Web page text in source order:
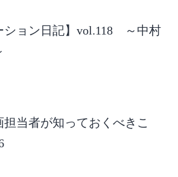
ション日記】vol.118 ～中村
担当者が知っておくべきこ